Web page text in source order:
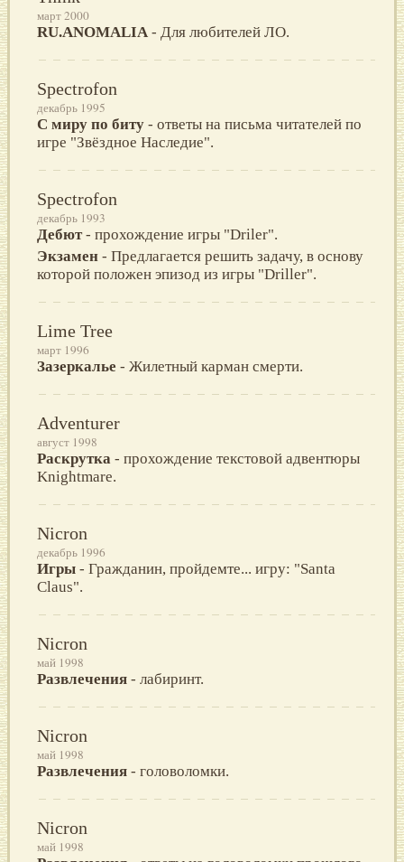
март 2000
RU.ANOMALIA - Для любителей ЛО.
Spectrofon
декабрь 1995
С миру по биту - ответы на письма читателей по
игре "Звёздное Наследие".
Spectrofon
декабрь 1993
Дебют- прохождение игры "Driler".
Экзамен - Предлагается решить задачу, в основу
которой положен эпизод из игры "Driller".
Lime Tree
март 1996
Зазеркалье - Жилетный карман смерти.
Adventurer
август 1998
Раскрутка - прохождение текстовой адвентюры
Knightmare.
Nicron
декабрь 1996
Игры - Гражданин, пройдемте... игру: "Santa
Claus".
Nicron
май 1998
Развлечения - лабиринт.
Nicron
май 1998
Развлечения - головоломки.
Nicron
май 1998